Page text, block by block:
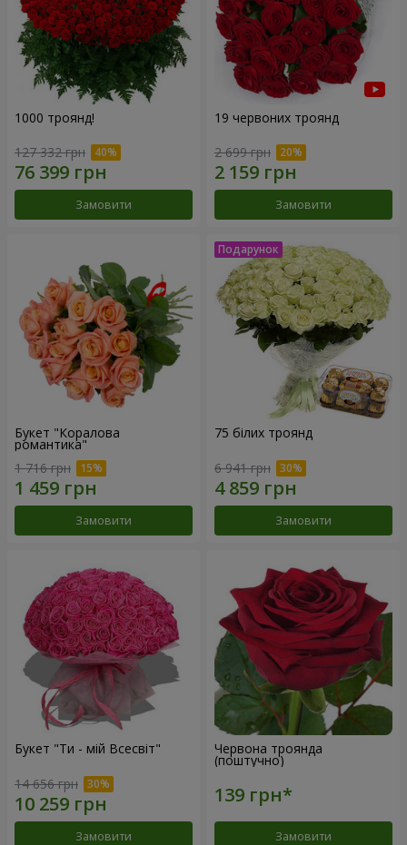
1000 троянд!
127 332 грн
Замовити
19 червоних троянд
2 699 грн
Замовити
Букет "Коралова
романтика"
1 716 грн
Замовити
75 білих троянд
6 941 грн
Замовити
Букет "Ти - мій Всесвіт"
14 656 грн
Замовити
Червона троянда
(поштучно)
Замовити